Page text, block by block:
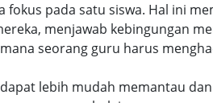
fokus pada satu siswa. Hal ini
menjawab kebingungan
seorang guru harus
lebih mudah memantau